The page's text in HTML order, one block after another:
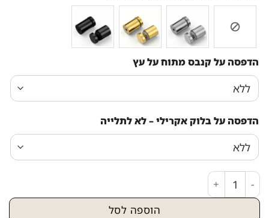
הדפסה על קנבס מתוח על עץ
הדפסה על בלוק אקרילי – לא לתלייה
כמות של 2868 - סגולה לפרנסה, להצלחה ולשמירה להדפסה על קנבס או זכוכית
הוספה לסל